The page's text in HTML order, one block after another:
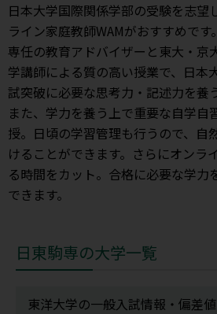
日本大学国際関係学部の受験を志望
ライン家庭教師WAMがおすすめです。
専任の教育アドバイザーと東大・京
学講師による質の高い授業で、日本
試突破に必要な思考力・記述力を養
また、学力を養う上で重要な自学自
授。日頃の学習管理も行うので、自
けることができます。さらにオンラ
る時間をカット。合格に必要な学力
できます。
日東駒専の大学一覧
東洋大学の一般入試情報・偏差値